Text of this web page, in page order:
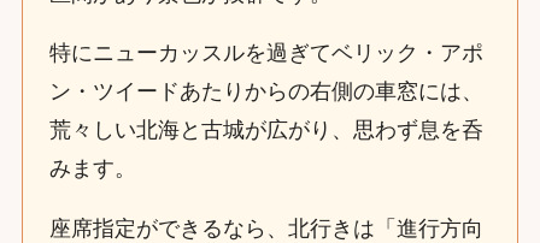
特にニューカッスルを過ぎてベリック・アポ
ン・ツイードあたりからの右側の車窓には、
荒々しい北海と古城が広がり、思わず息を呑
みます。
座席指定ができるなら、北行きは「進行方向